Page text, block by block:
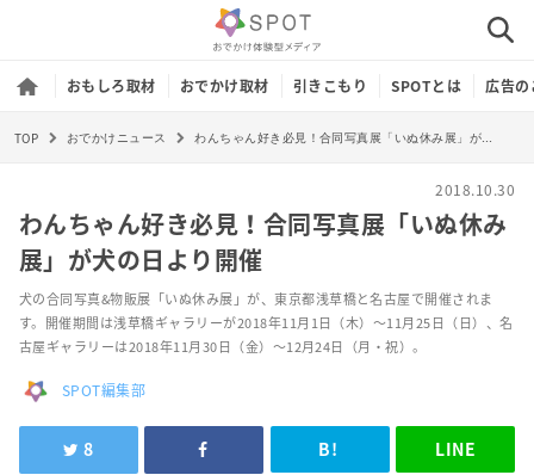
おもしろ取材 おでかけ取材 引きこもり SPOTとは 広告
TOP おでかけニュース
2018.10.30
わんちゃん好き必見！合同写真展「いぬ休み
展」が犬の日より開催
犬の合同写真&物販展「いぬ休み展」が、東京都浅草橋と名古屋で開催されま
す。開催期間は浅草橋ギャラリーが2018年11月1日（木）～11月25日（日）、名
古屋ギャラリーは2018年11月30日（金）～12月24日（月・祝）。
SPOT編集部
8 B! LINE